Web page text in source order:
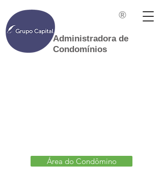
Administradora de
Condomínios
®
Área do Condômino